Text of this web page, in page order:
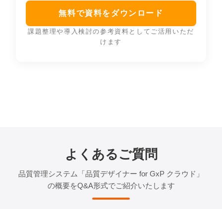
無料で資料をダウンロード
課題整理や導入検討の参考資料としてご活用いただ
けます
よくあるご質問
品質管理システム「品質デザイナー for GxP クラウド」
の概要をQ&A形式でご紹介いたします